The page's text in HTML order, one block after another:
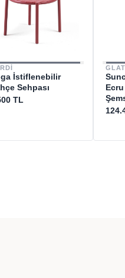
İstiflenebilir
Sehpası
TL
Ecru